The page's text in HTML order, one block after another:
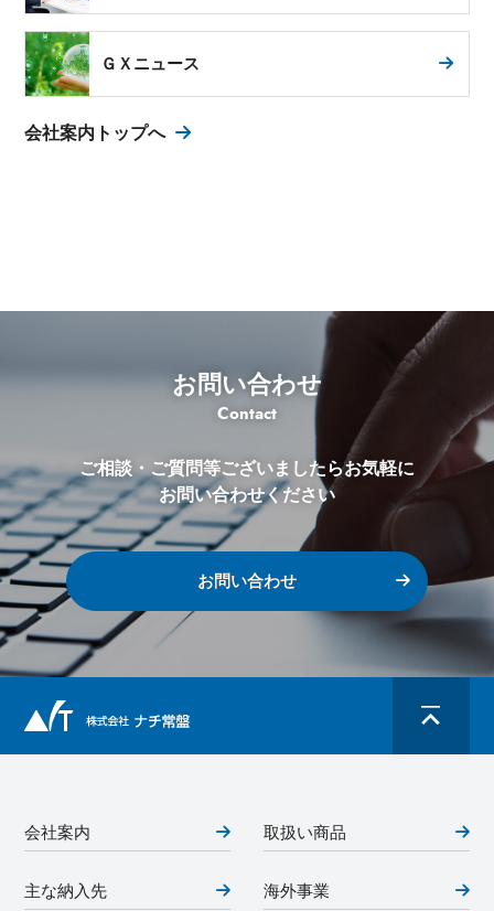
ＧＸニュース
会社案内トップへ
お問い合わせ
Contact
ご相談・ご質問等ございましたらお気軽に
お問い合わせください
お問い合わせ
会社案内 取扱い商品
主な納入先 海外事業